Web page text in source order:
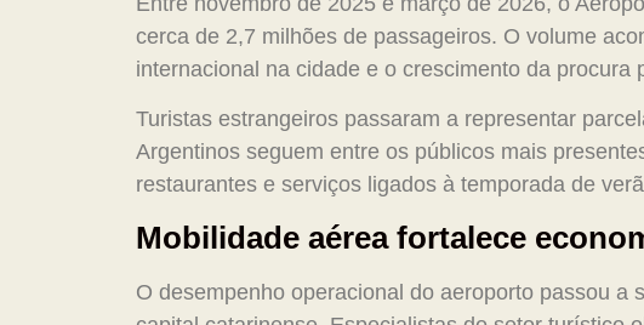
cerca de 2,7 milhões de passageiros. O volume
internacional na cidade e o crescimento da procura
Turistas estrangeiros passaram a representar
Argentinos seguem entre os públicos mais
restaurantes e serviços ligados à temporada de
Mobilidade aérea fortalece
O desempenho operacional do aeroporto passou a